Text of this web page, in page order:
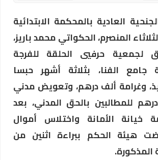
العادية بالمحكمة الابتدائية
المنصرم، الحكواتي محمد باريز،
لجمعية حرفيي الحلقة للفرجة
جامع الفنا، بثلاثة أشهر حبسا
وغرامة ألف درهم، وتعويض مدني
ألف درهم للمطالبين بالحق المدني، بعد
خيانة الأمانة واختلاس أموال
هيئة الحكم ببراءة اثنين من